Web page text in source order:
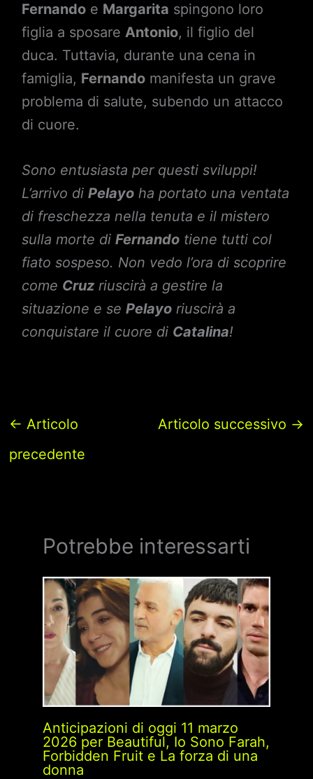
Fernandoe Margarita spingono loro
figlia a sposare Antonio, il figlio del
duca. Tuttavia, durante una cena in
famiglia, Fernandomanifesta un grave
problema di salute, subendo un attacco
di cuore.
Sono entusiasta per questi sviluppi!
L’arrivo di Pelayoha portato una ventata
di freschezza nella tenuta e il mistero
sulla morte di Fernandotiene tutti col
fiato sospeso. Non vedo l’ora di scoprire
come Cruzriuscirà a gestire la
situazione e se Pelayoriuscirà a
conquistare il cuore di Catalina!
← Articolo
precedente
Articolo successivo →
Potrebbe interessarti
Anticipazioni di oggi 11 marzo
2026 per Beautiful, Io Sono Farah,
Forbidden Fruit e La forza di una
donna